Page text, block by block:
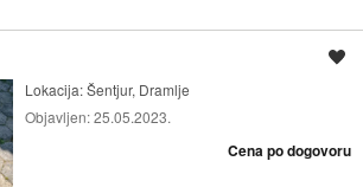
Lokacija:Šentjur, Dramlje
Objavljen:25.05.2023.
Cena po dogovoru